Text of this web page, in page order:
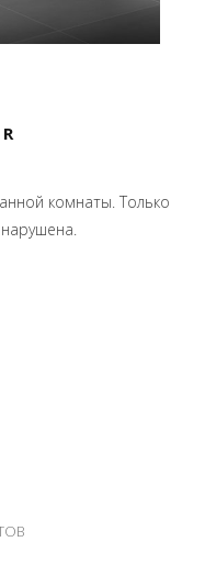
комнаты. Только